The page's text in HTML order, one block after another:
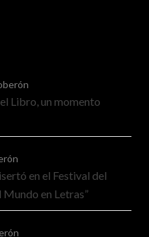
Libro, un momento
en el Festival del
Mundo en Letras”